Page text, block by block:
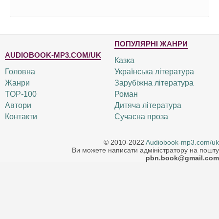
AUDIOBOOK-MP3.COM/UK
Головна
Жанри
TOP-100
Автори
Контакти
ПОПУЛЯРНІ ЖАНРИ
Казка
Українська література
Зарубіжна література
Роман
Дитяча література
Сучасна проза
© 2010-2022 Audiobook-mp3.com/uk
Ви можете написати адміністратору на пошту
pbn.book@gmail.com